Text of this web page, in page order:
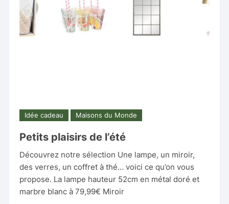
Idée cadeau Maisons du Monde
Petits plaisirs de l’été
Découvrez notre sélection Une lampe, un miroir,
des verres, un coffret à thé… voici ce qu’on vous
propose. La lampe hauteur 52cm en métal doré et
marbre blanc à 79,99€ Miroir